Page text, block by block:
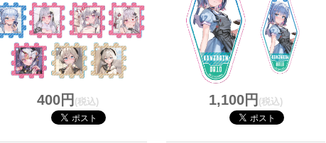
400円 (税込) 1,100円 (税込)